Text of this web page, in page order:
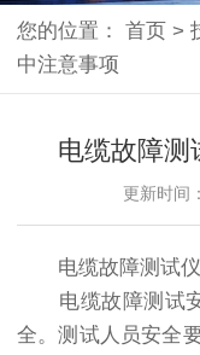
您的位置：首页 >
中注意事项
电缆故障测
更新时间
电缆故障测试仪
电缆故障测试安
全。测试人员安全